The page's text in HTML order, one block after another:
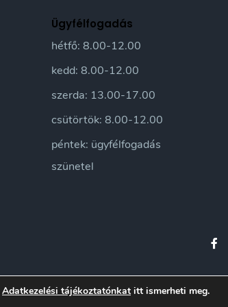
Ügyfélfogadás
hétfő: 8.00-12.00
kedd: 8.00-12.00
szerda: 13.00-17.00
csütörtök: 8.00-12.00
péntek: ügyfélfogadás
szünetel
Adatkezelési tájékoztatónkat itt ismerheti meg.